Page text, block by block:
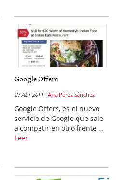
Google Offers
27 Abr 2011 Ana Pérez Sánchez
Google Offers, es el nuevo
servicio de Google que sale
a competir en otro frente …
Leer